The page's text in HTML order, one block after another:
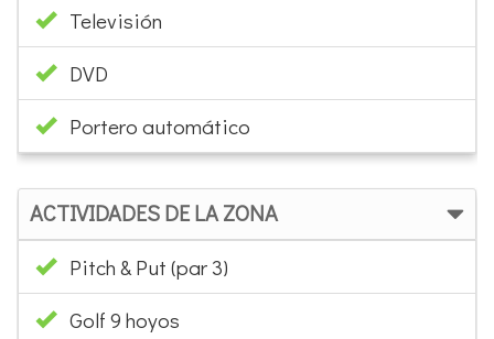
Televisión
DVD
Portero automático
ACTIVIDADES DE LA ZONA
Pitch & Put (par 3)
Golf 9 hoyos